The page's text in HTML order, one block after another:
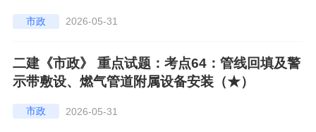
市政 2026-05-31
二建《市政》 重点试题：考点64：管线回填及警
示带敷设、燃气管道附属设备安装（★）
市政 2026-05-31